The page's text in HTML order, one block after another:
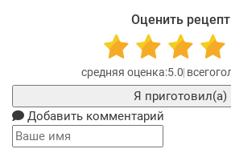
Оценить рецепт
5.0
Я приготовил(а)
Добавить комментарий